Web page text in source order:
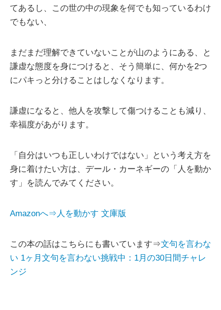
てあるし、この世の中の現象を何でも知っているわけ
でもない、
まだまだ理解できていないことが山のようにある、と
謙虚な態度を身につけると、そう簡単に、何かを2つ
にパキっと分けることはしなくなります。
謙虚になると、他人を攻撃して傷つけることも減り、
幸福度があがります。
「自分はいつも正しいわけではない」という考え方を
身に着けたい方は、デール・カーネギーの「人を動か
す」を読んでみてください。
Amazonへ⇒人を動かす 文庫版
この本の話はこちらにも書いています⇒文句を言わな
い 1ヶ月文句を言わない挑戦中：1月の30日間チャレ
ンジ